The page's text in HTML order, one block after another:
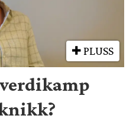
PLUSS